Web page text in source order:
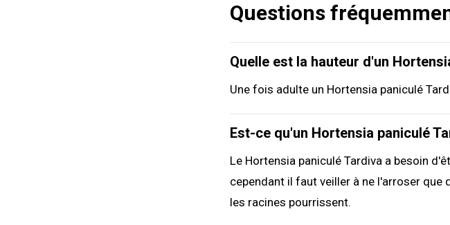
Questions
Quelle est la hauteur d'un
Une fois adulte un Hortensia paniculé
Est-ce qu'un Hortensia paniculé
Le Hortensia paniculé Tardiva a besoin
cependant il faut veiller à ne l'arroser que
les racines pourrissent.